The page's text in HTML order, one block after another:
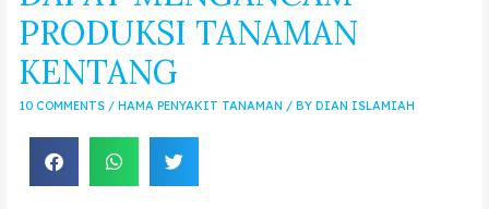
PRODUKSI TANAMAN
KENTANG
10 COMMENTS / HAMA PENYAKIT TANAMAN / BY DIAN ISLAMIAH